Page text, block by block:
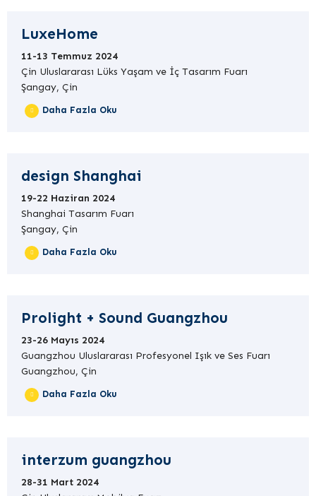
LuxeHome
11-13 Temmuz 2024
Çin Uluslararası Lüks Yaşam ve İç Tasarım Fuarı
Şangay, Çin
Daha Fazla Oku
design Shanghai
19-22 Haziran 2024
Shanghai Tasarım Fuarı
Şangay, Çin
Daha Fazla Oku
Prolight + Sound Guangzhou
23-26 Mayıs 2024
Guangzhou Uluslararası Profesyonel Işık ve Ses Fuarı
Guangzhou, Çin
Daha Fazla Oku
interzum guangzhou
28-31 Mart 2024